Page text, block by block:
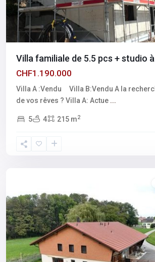
Villa familiale de 5.5 pcs + studio
CHF1.190.000
Villa A :Vendu Villa B:Vendu A la
de vos rêves ? Villa A: Actue ...
5 4 215 m2
Fribourg